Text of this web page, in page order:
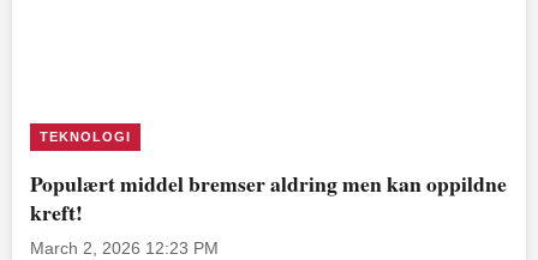
TEKNOLOGI
Populært middel bremser aldring men kan oppildne
kreft!
March 2, 2026 12:23 PM